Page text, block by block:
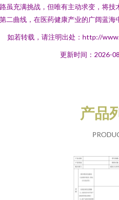
虽充满挑战，但唯有主动求变，将
二曲线，在医药健康产业的广阔蓝海
如若转载，请注明出处：http://
更新时间：2026-
产品